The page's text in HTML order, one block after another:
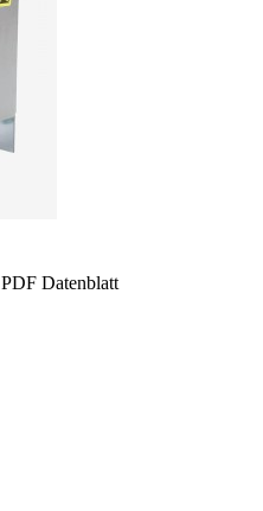
PDF Datenblatt